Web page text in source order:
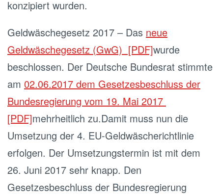
konzipiert wurden.
Geldwäschegesetz 2017 – Das neue
Geldwäschegesetz (GwG) [PDF]wurde
beschlossen. Der Deutsche Bundesrat stimmte
am 02.06.2017 dem Gesetzesbeschluss der
Bundesregierung vom 19. Mai 2017
[PDF]mehrheitlich zu.Damit muss nun die
Umsetzung der 4. EU-Geldwäscherichtlinie
erfolgen. Der Umsetzungstermin ist mit dem
26. Juni 2017 sehr knapp. Den
Gesetzesbeschluss der Bundesregierung